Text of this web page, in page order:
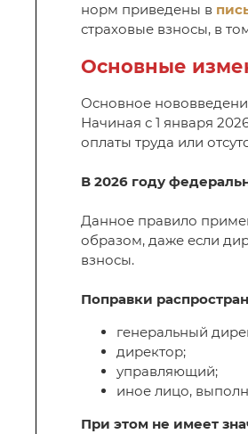
норм приведены в
страховые взносы, в
Основные
Основное
Начиная с 1 января
оплаты труда или
В 2026 году
Данное правило
образом, даже если
взносы.
Поправки
генеральный
директор;
управляющий;
иное лицо,
При этом не имеет